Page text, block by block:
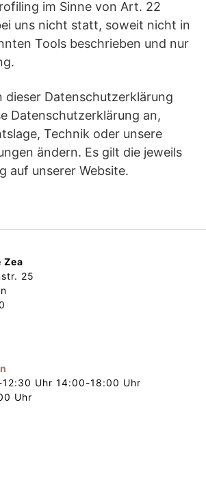
im Sinne von Art. 22
uns nicht statt, soweit nicht in
Tools beschrieben und nur
dieser Datenschutzerklärung
Datenschutzerklärung an,
Technik oder unsere
ändern. Es gilt die jeweils
auf unserer Website.
Zea
25
Uhr 14:00-18:00 Uhr
Uhr